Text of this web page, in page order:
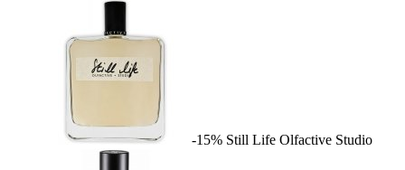
-15% Still Life Olfactive Studio